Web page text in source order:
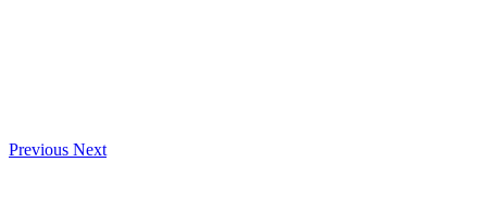
Previous Next